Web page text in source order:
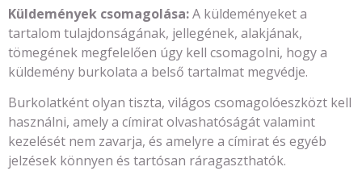
Küldemények csomagolása:A küldeményeket a
tartalom tulajdonságának, jellegének, alakjának,
tömegének megfelelően úgy kell csomagolni, hogy a
küldemény burkolata a belső tartalmat megvédje.
Burkolatként olyan tiszta, világos csomagolóeszközt kell
használni, amely a címirat olvashatóságát valamint
kezelését nem zavarja, és amelyre a címirat és egyéb
jelzések könnyen és tartósan ráragaszthatók.